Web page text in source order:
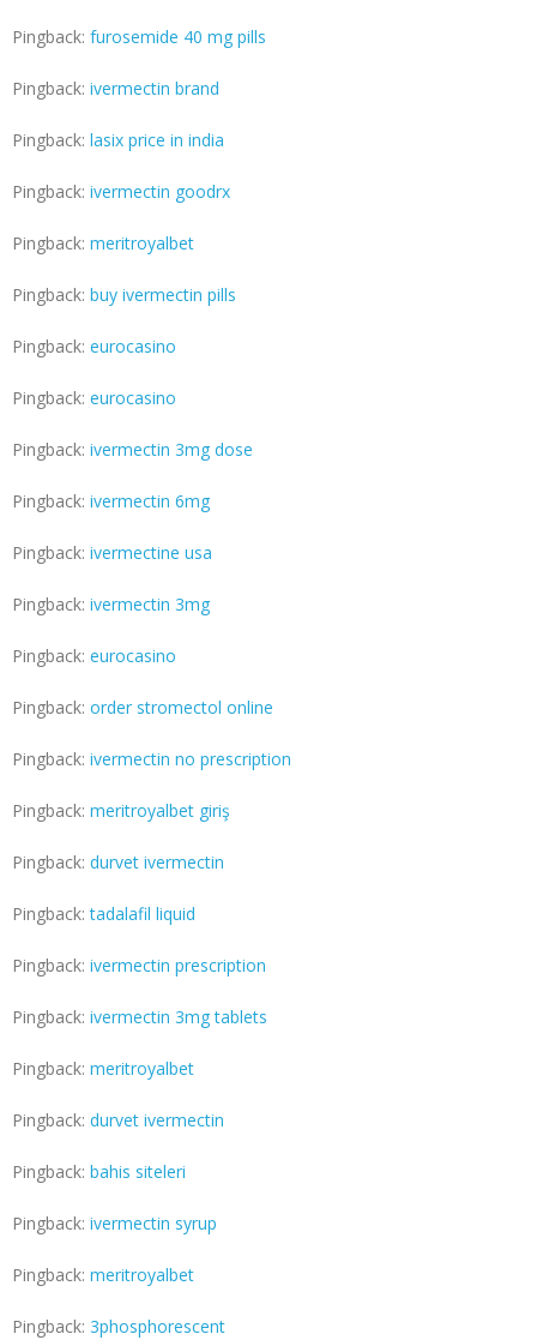
Pingback: furosemide 40 mg pills
Pingback: ivermectin brand
Pingback: lasix price in india
Pingback: ivermectin goodrx
Pingback: meritroyalbet
Pingback: buy ivermectin pills
Pingback: eurocasino
Pingback: eurocasino
Pingback: ivermectin 3mg dose
Pingback: ivermectin 6mg
Pingback: ivermectine usa
Pingback: ivermectin 3mg
Pingback: eurocasino
Pingback: order stromectol online
Pingback: ivermectin no prescription
Pingback: meritroyalbet giriş
Pingback: durvet ivermectin
Pingback:tadalafil liquid
Pingback: ivermectin prescription
Pingback: ivermectin 3mg tablets
Pingback: meritroyalbet
Pingback: durvet ivermectin
Pingback: bahis siteleri
Pingback: ivermectin syrup
Pingback: meritroyalbet
Pingback: 3phosphorescent